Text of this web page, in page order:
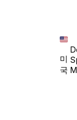
미
국